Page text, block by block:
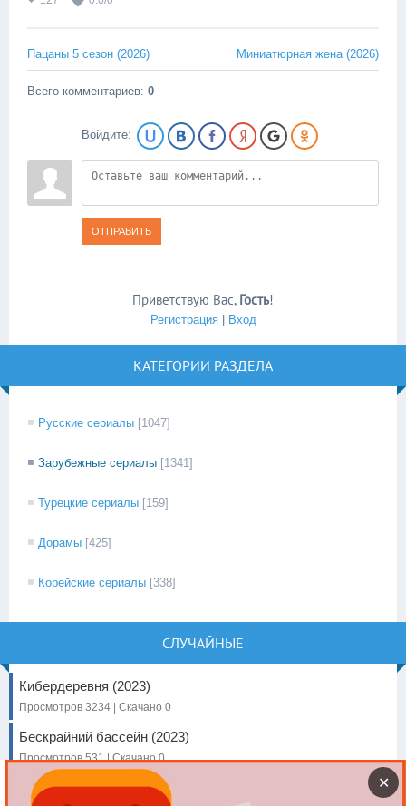
Пацаны 5 сезон (2026) Миниатюрная жена (2026)
Всего комментариев: 0
Войдите:
ОТПРАВИТЬ
Приветствую Вас, Гость!
Регистрация| Вход
КАТЕГОРИИ РАЗДЕЛА
Русские сериалы [1047]
Зарубежные сериалы [1341]
Турецкие сериалы [159]
Дорамы [425]
Корейские сериалы [338]
СЛУЧАЙНЫЕ
Кибердеревня (2023)
Просмотров 3234 | Скачано 0
Бескрайний бассейн (2023)
Просмотров 531 | Скачано 0
Красное небо (2014) ✕